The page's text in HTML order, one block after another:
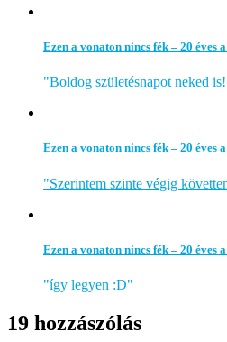
Ezen a vonaton nincs fék – 20 éves
"Boldog születésnapot neked
Ezen a vonaton nincs fék – 20 éves
"Szerintem szinte végig
Ezen a vonaton nincs fék – 20 éves
"így legyen :D"
19 hozzászólás